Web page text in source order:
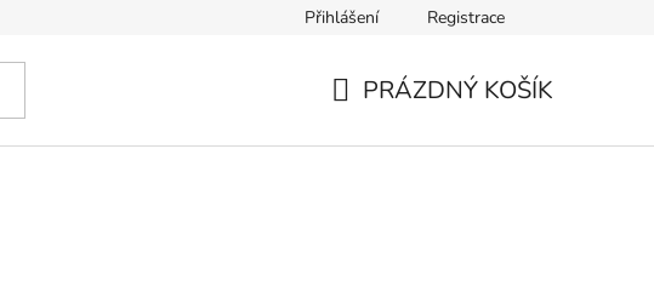
Přihlášení Registrace
PRÁZDNÝ KOŠÍK